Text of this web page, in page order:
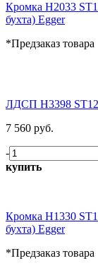
Кромка H2033
бухта) Egger
*Предзаказ товара
ЛДСП H3398 ST12
7 560 руб.
-
купить
Кромка H1330
бухта) Egger
*Предзаказ товара